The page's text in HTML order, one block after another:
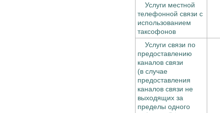
Услуги местной
телефонной связи с
использованием
таксофонов
Услуги связи по
предоставлению
каналов связи
(в случае
предоставления
каналов связи не
выходящих за
пределы одного